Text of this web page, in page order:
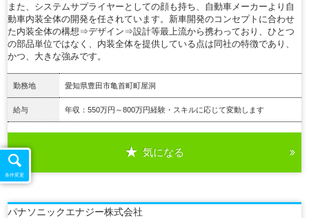
また、システムサプライヤーとしての顔も持ち、自動車メーカーより自
動車内装全体の開発を任されています。新車開発のコンセプトに合わせ
た内装全体の構想⇒デザイン⇒設計等最上流から携わっており、ひとつ
の部品単位ではなく、内装全体を提供している点は同社の特徴であり、
かつ、大きな強みです。
勤務地 愛知県豊田市亀首町町屋洞
給与 年収：550万円～800万円経験・スキルに応じて変動します
気になる
パナソニックエナジー株式会社
条件変更